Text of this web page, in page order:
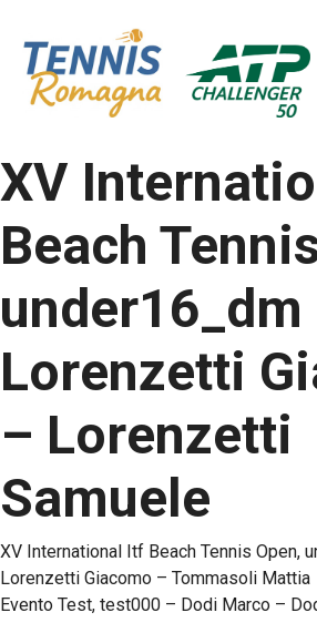
XV
Beach
under16_dm
Lorenzetti
– Lorenzetti
Samuele
Navigazione
articoli
XV International Itf Beach Tennis Open,
Lorenzetti Giacomo – Tommasoli Mattia
Evento Test, test000 – Dodi Marco –